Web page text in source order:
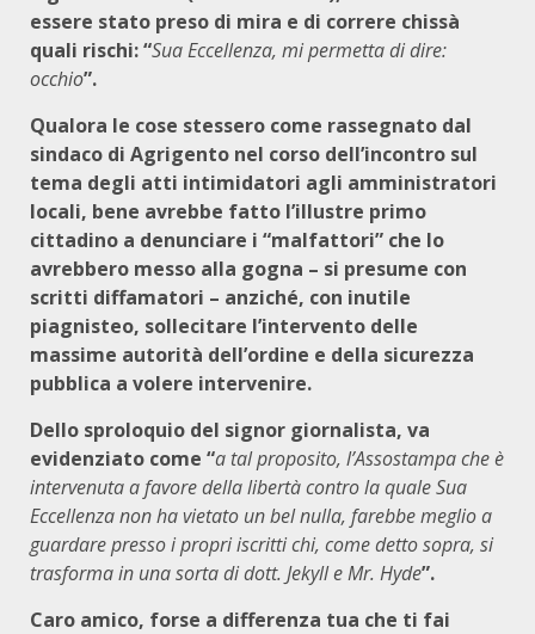
essere stato preso di mira e di correre chissà
quali rischi: “Sua Eccellenza, mi permetta di dire:
occhio”.
Qualora le cose stessero come rassegnato dal
sindaco di Agrigento nel corso dell’incontro sul
tema degli atti intimidatori agli amministratori
locali, bene avrebbe fatto l’illustre primo
cittadino a denunciare i “malfattori” che lo
avrebbero messo alla gogna – si presume con
scritti diffamatori – anziché, con inutile
piagnisteo, sollecitare l’intervento delle
massime autorità dell’ordine e della sicurezza
pubblica a volere intervenire.
Dello sproloquio del signor giornalista, va
evidenziato come “a tal proposito, l’Assostampa che è
intervenuta a favore della libertà contro la quale Sua
Eccellenza non ha vietato un bel nulla, farebbe meglio a
guardare presso i propri iscritti chi, come detto sopra, si
trasforma in una sorta di dott. Jekyll e Mr. Hyde”.
Caro amico, forse a differenza tua che ti fai